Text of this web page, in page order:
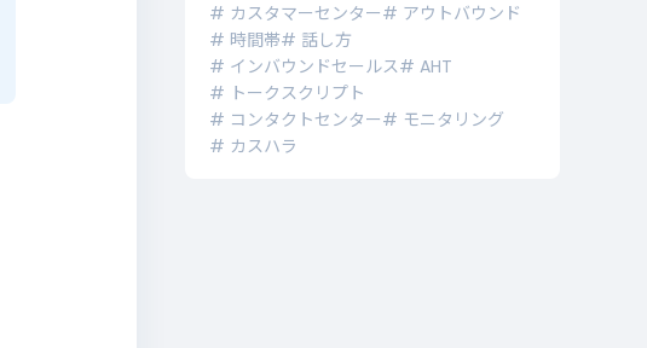
# カスタマーセンター# アウトバウンド
# 時間帯# 話し方
# インバウンドセールス# AHT
# トークスクリプト
# コンタクトセンター# モニタリング
# カスハラ